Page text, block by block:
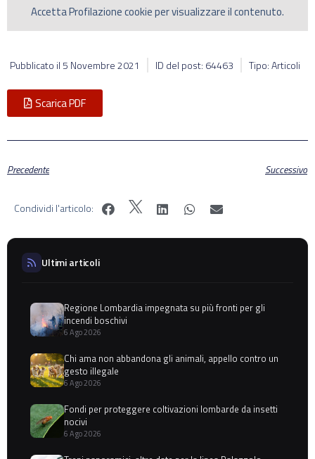
AccettaProfilazionecookie per visualizzare il contenuto.
Pubblicato il 5 Novembre 2021 ID del post: 64463 Tipo: Articoli
Scarica PDF
Precedente Successivo
Condividi l'articolo:
Ultimi articoli
Regione Lombardia impegnata su più fronti per gli
incendi boschivi
6 Ago 2026
Chi ama non abbandona gli animali, appello contro un
gesto illegale
6 Ago 2026
Fondi per proteggere coltivazioni lombarde da insetti
nocivi
6 Ago 2026